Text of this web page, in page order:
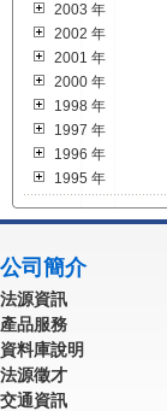
2003 年
2002 年
2001 年
2000 年
1998 年
1997 年
1996 年
1995 年
公司簡介
法源資訊
產品服務
資料庫說明
法源徵才
交通資訊